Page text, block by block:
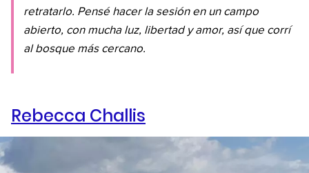
retratarlo. Pensé hacer la sesión en un campo
abierto, con mucha luz, libertad y amor, así que corrí
al bosque más cercano.
Rebecca Challis